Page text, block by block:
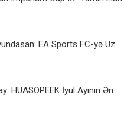
EA Sports FC-yə Üz
HUASOPEEK İyul Ayının Ən